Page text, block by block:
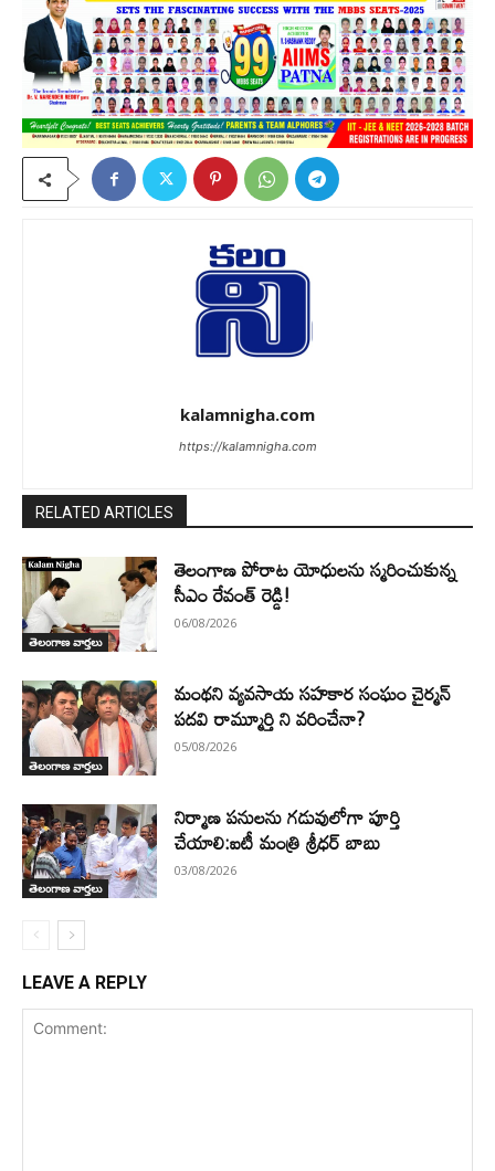
kalamnigha.com
https://kalamnigha.com
RELATED ARTICLES
తెలంగాణ వార్తలు
తెలంగాణ పోరాట యోధులను స్మరించుకున్న
సీఎం రేవంత్ రెడ్డి!
06/08/2026
తెలంగాణ వార్తలు
మంథని వ్యవసాయ సహకార సంఘం చైర్మన్
పదవి రామ్మూర్తి ని వరించేనా?
05/08/2026
తెలంగాణ వార్తలు
నిర్మాణ పనులను గడువులోగా పూర్తి
చేయాలి:ఐటీ మంత్రి శ్రీధర్ బాబు
03/08/2026
LEAVE A REPLY